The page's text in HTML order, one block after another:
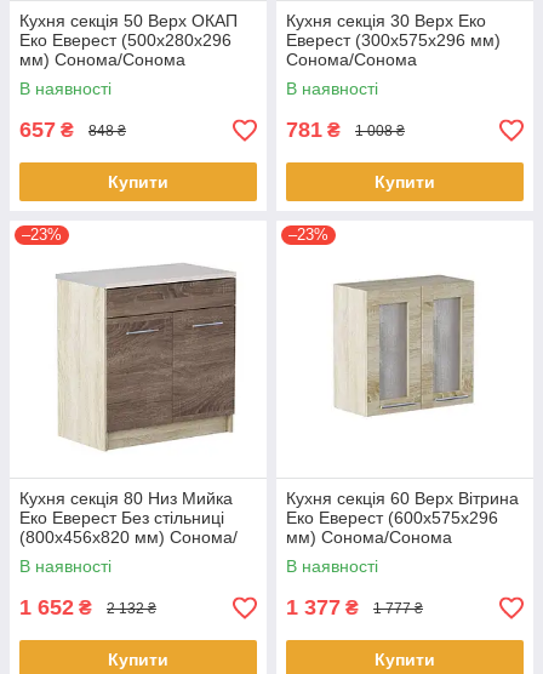
Кухня секція 50 Верх ОКАП
Еко Еверест (500х280х296
мм) Сонома/Сонома
В наявності
657 ₴ 848 ₴
Купити
Кухня секція 30 Верх Еко
Еверест (300х575х296 мм)
Сонома/Сонома
В наявності
781 ₴ 1 008 ₴
Купити
–23%
Кухня секція 80 Низ Мийка
Еко Еверест Без стільниці
(800х456х820 мм) Сонома/
Трюфель
В наявності
1 652 ₴ 2 132 ₴
Купити
–23%
Кухня секція 60 Верх Вітрина
Еко Еверест (600х575х296
мм) Сонома/Сонома
В наявності
1 377 ₴ 1 777 ₴
Купити